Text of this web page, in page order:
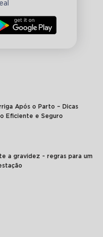
Após o Parto – Dicas
Eficiente e Seguro
a gravidez - regras para um